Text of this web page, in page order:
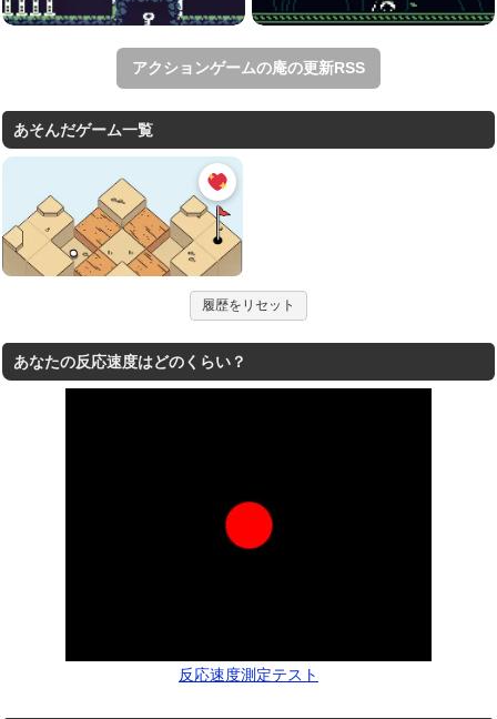
アクションゲームの庵の更新RSS
あそんだゲーム一覧
履歴をリセット
あなたの反応速度はどのくらい？
反応速度測定テスト